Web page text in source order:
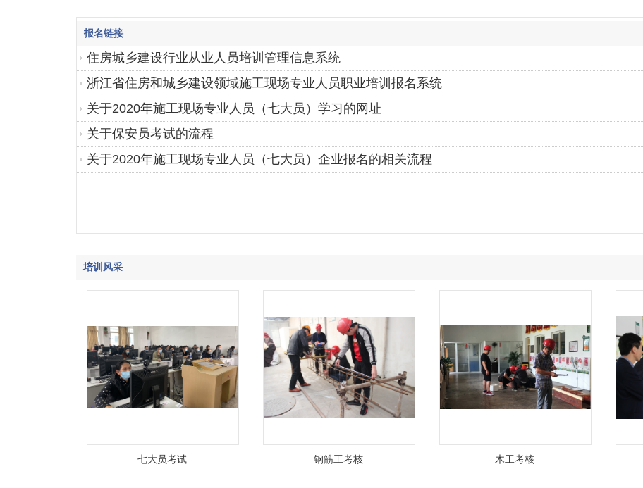
报名链接
住房城乡建设行业从业人员培训管理信息系统
浙江省住房和城乡建设领域施工现场专业人员职业培训报名系统
关于2020年施工现场专业人员（七大员）学习的网址
关于保安员考试的流程
关于2020年施工现场专业人员（七大员）企业报名的相关流程
培训风采
七大员考试 钢筋工考核 木工考核